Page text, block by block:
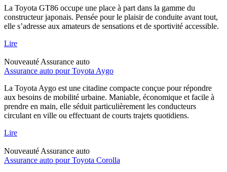
La Toyota GT86 occupe une place à part dans la gamme du
constructeur japonais. Pensée pour le plaisir de conduite avant tout,
elle s’adresse aux amateurs de sensations et de sportivité accessible.
Lire
Nouveauté Assurance auto
Assurance auto pour Toyota Aygo
La Toyota Aygo est une citadine compacte conçue pour répondre
aux besoins de mobilité urbaine. Maniable, économique et facile à
prendre en main, elle séduit particulièrement les conducteurs
circulant en ville ou effectuant de courts trajets quotidiens.
Lire
Nouveauté Assurance auto
Assurance auto pour Toyota Corolla